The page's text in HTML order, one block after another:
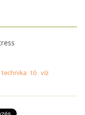
technika tó víz